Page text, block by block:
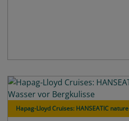
Hapag-Lloyd Cruises: HANSEATIC nature